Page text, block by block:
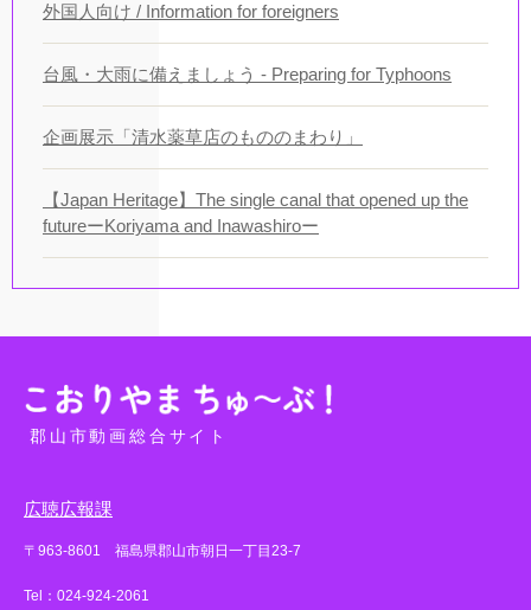
外国人向け / Information for foreigners
台風・大雨に備えましょう - Preparing for Typhoons
企画展示「清水薬草店のもののまわり」
【Japan Heritage】The single canal that opened up the
futureーKoriyama and Inawashiroー
郡山市動画総合サイト
広聴広報課
〒963-8601 福島県郡山市朝日一丁目23-7
Tel：024-924-2061